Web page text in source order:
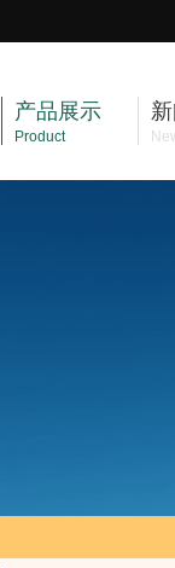
产品展示
Product